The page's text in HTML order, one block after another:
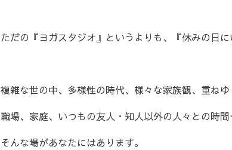
ただの『ヨガスタジオ』というよりも、『休みの日
複雑な世の中、多様性の時代、様々な家族観、重ねゆ
職場、家庭、いつもの友人・知人以外の人々との時
そんな場があなたにはあります。